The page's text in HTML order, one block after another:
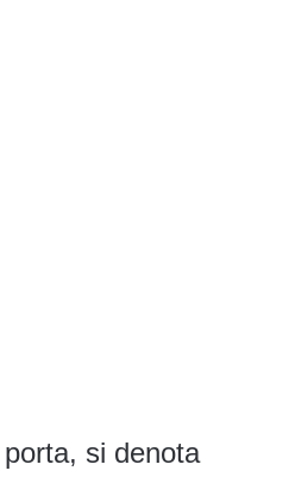
si denota